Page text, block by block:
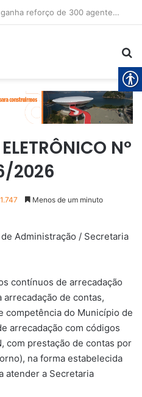
Rede Municipal de Niterói ganha reforço de 300 agentes de apoio escolar
Nº
2026
Menos de um minuto
Administração / Secretaria
contínuos de arrecadação
de contas,
competência do Município de
arrecadação com códigos
com prestação de contas por
na forma estabelecida
atender a Secretaria